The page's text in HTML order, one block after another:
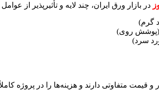
در بازار ورق ایران، چند لایه و تأثیرپذیر از
گرم)
(پوشش روی)
سرد)
و قیمت متفاوتی دارند و هزینه‌ها را در پروژه